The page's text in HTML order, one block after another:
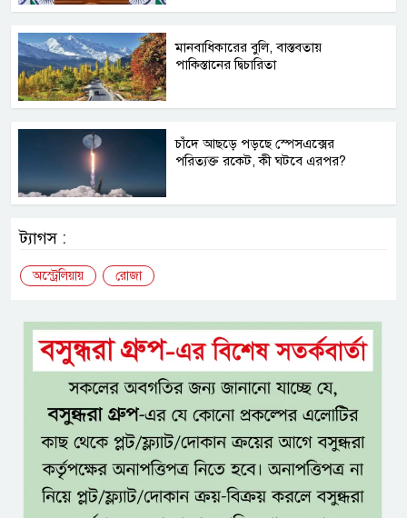
মানবাধিকারের বুলি, বাস্তবতায়
পাকিস্তানের দ্বিচারিতা
চাঁদে আছড়ে পড়ছে স্পেসএক্সের
পরিত্যক্ত রকেট, কী ঘটবে এরপর?
ট্যাগস :
অস্ট্রেলিয়ায় রোজা